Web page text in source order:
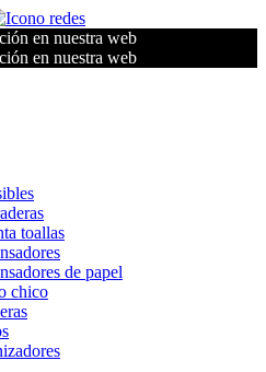
en nuestra web
en nuestra web
toallas
de papel
chico